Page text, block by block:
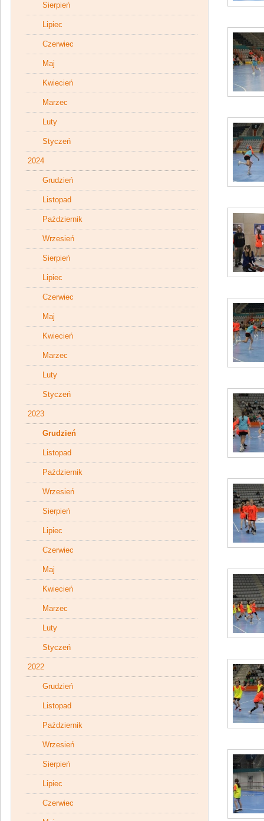
Sierpień
Lipiec
Czerwiec
Maj
Kwiecień
Marzec
Luty
Styczeń
2024
Grudzień
Listopad
Październik
Wrzesień
Sierpień
Lipiec
Czerwiec
Maj
Kwiecień
Marzec
Luty
Styczeń
2023
Grudzień
Listopad
Październik
Wrzesień
Sierpień
Lipiec
Czerwiec
Maj
Kwiecień
Marzec
Luty
Styczeń
2022
Grudzień
Listopad
Październik
Wrzesień
Sierpień
Lipiec
Czerwiec